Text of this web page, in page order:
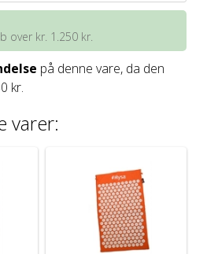
over kr. 1.250 kr.
på denne vare, da den
kr.
varer: